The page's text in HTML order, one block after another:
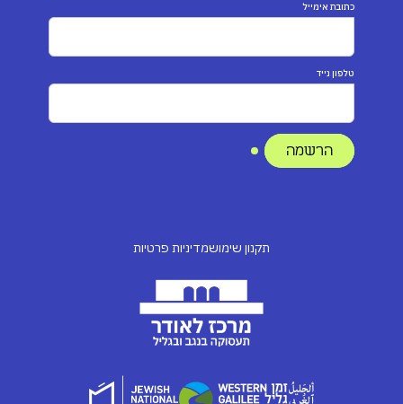
כתובת אימייל
טלפון נייד
תקנון שימושמדיניות פרטיות